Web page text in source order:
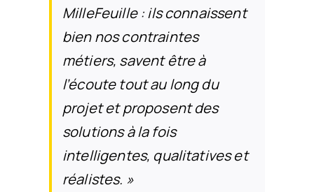
MilleFeuille : ils connaissent
bien nos contraintes
métiers, savent être à
l’écoute tout au long du
projet et proposent des
solutions à la fois
intelligentes, qualitatives et
réalistes. »